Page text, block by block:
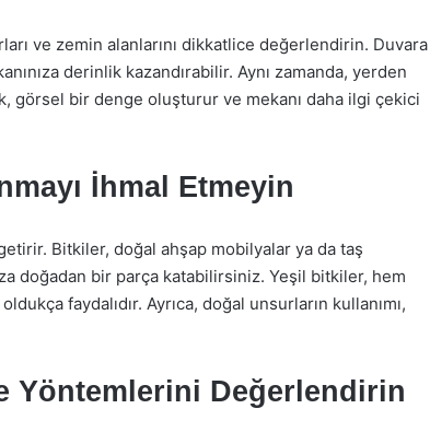
ve zemin alanlarını dikkatlice değerlendirin. Duvara
derinlik kazandırabilir. Aynı zamanda, yerden
görsel bir denge oluşturur ve mekanı daha ilgi çekici
İhmal Etmeyin
Bitkiler, doğal ahşap mobilyalar ya da taş
doğadan bir parça katabilirsiniz. Yeşil bitkiler, hem
faydalıdır. Ayrıca, doğal unsurların kullanımı,
Yöntemlerini Değerlendirin